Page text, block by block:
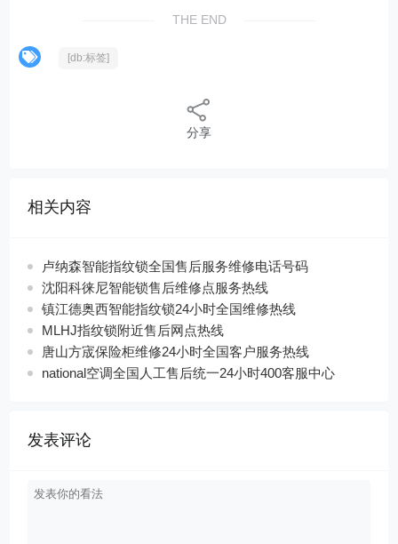
THE END
[db:标签]
分享
相关内容
卢纳森智能指纹锁全国售后服务维修电话号码
沈阳科徕尼智能锁售后维修点服务热线
镇江德奥西智能指纹锁24小时全国维修热线
MLHJ指纹锁附近售后网点热线
唐山方宬保险柜维修24小时全国客户服务热线
national空调全国人工售后统一24小时400客服中心
发表评论